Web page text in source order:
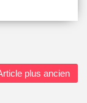
plus ancien